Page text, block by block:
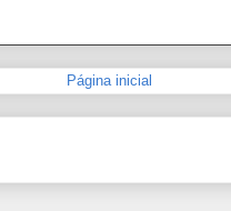
Página inicial